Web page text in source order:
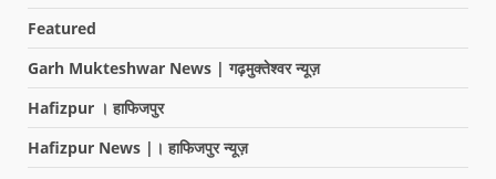
Featured
Garh Mukteshwar News | गढ़मुक्तेश्वर न्यूज़
Hafizpur । हाफिजपुर
Hafizpur News |। हाफिजपुर न्यूज़